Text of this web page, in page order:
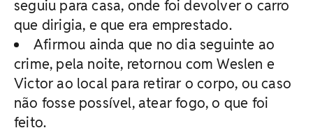
seguiu para casa, onde foi devolver o carro
que dirigia, e que era emprestado.
Afirmou ainda que no dia seguinte ao
crime, pela noite, retornou com Weslen e
Victor ao local para retirar o corpo, ou caso
não fosse possível, atear fogo, o que foi
feito.